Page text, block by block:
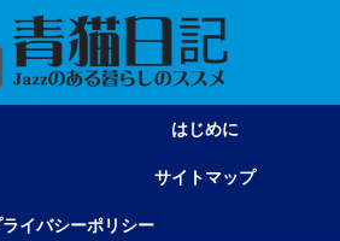
はじめに
サイトマップ
ライバシーポリシー